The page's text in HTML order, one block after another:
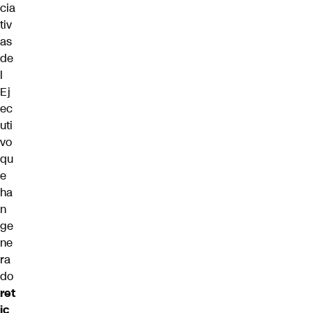
cia
tiv
as
de
l
Ej
ec
uti
vo
qu
e
ha
n
ge
ne
ra
do
ret
ic